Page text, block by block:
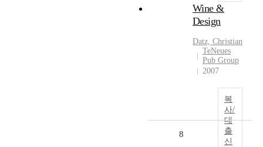
Wine &
Design
Datz, Christian
TeNeues
Pub Group
2007
복
사/
대
출
신
8